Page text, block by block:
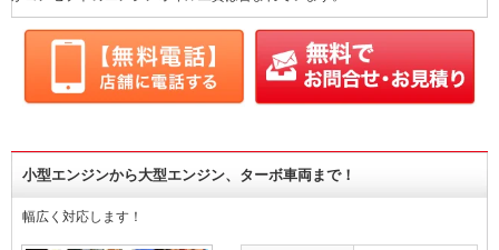
小型エンジンから大型エンジン、ターボ車両まで！
幅広く対応します！